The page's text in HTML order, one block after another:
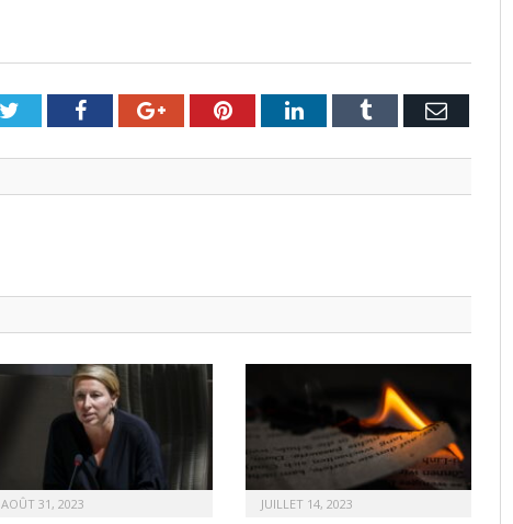
TwitterFacebookGoogle+PinterestLinkedInTumblr Email
AOÛT 31, 2023 JUILLET 14, 2023